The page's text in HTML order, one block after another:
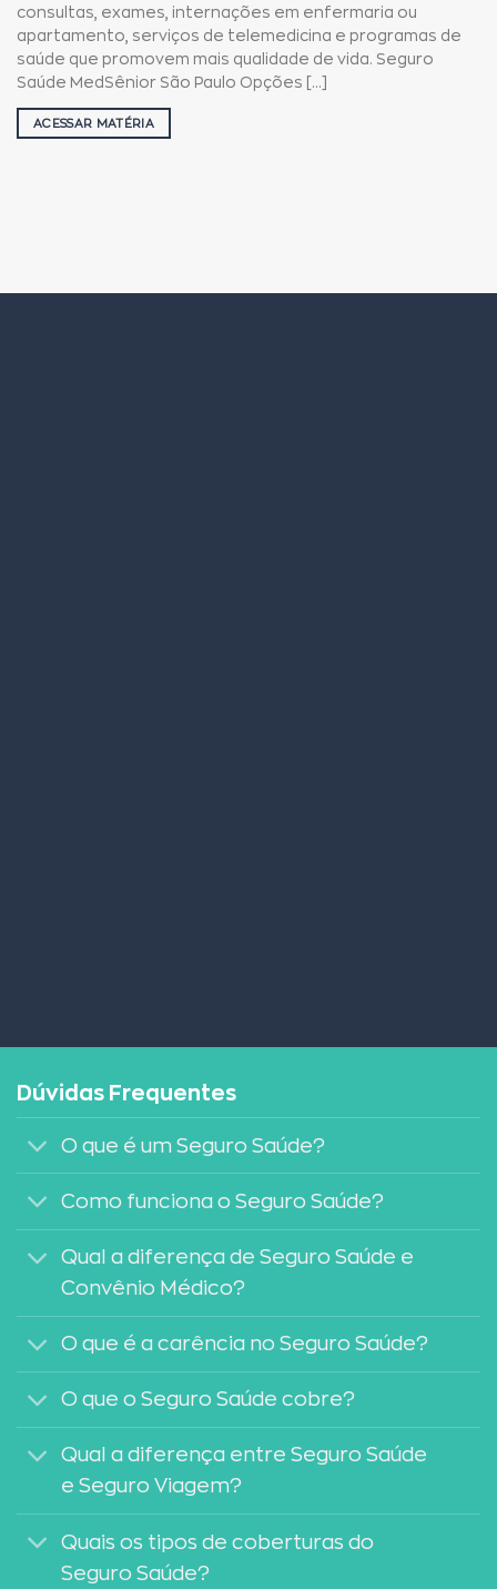
consultas, exames, internações em enfermaria ou
apartamento, serviços de telemedicina e programas de
saúde que promovem mais qualidade de vida. Seguro
Saúde MedSênior São Paulo Opções [...]
ACESSAR MATÉRIA
Dúvidas Frequentes
O que é um Seguro Saúde?
Como funciona o Seguro Saúde?
Qual a diferença de Seguro Saúde e
Convênio Médico?
O que é a carência no Seguro Saúde?
O que o Seguro Saúde cobre?
Qual a diferença entre Seguro Saúde
e Seguro Viagem?
Quais os tipos de coberturas do
Seguro Saúde?